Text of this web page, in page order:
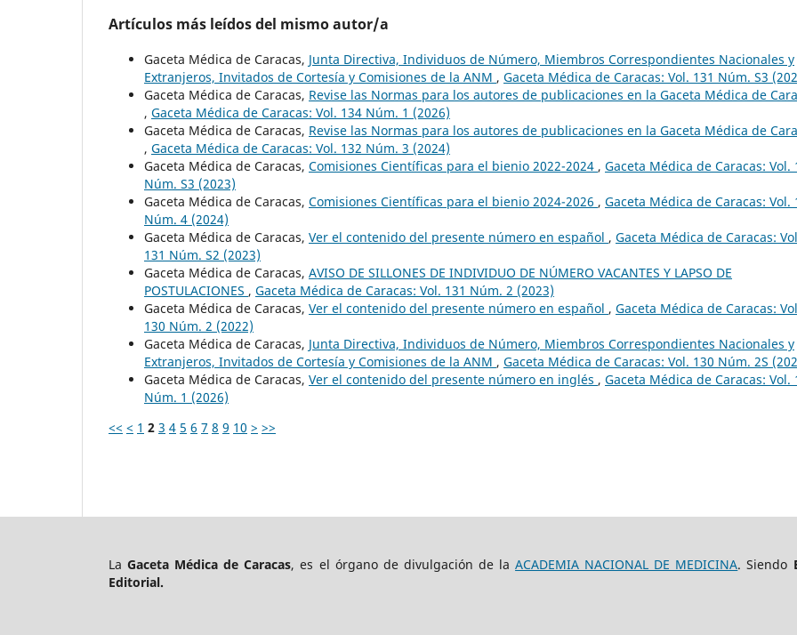
Artículos más leídos del mismo autor/a
Gaceta Médica de Caracas, Junta Directiva, Individuos de Número, Miembros Correspondientes Nacionales y
Extranjeros, Invitados de Cortesía y Comisiones de la ANM , Gaceta Médica de Caracas: Vol. 131 Núm. S3
Gaceta Médica de Caracas, Revise las Normas para los autores de publicaciones en la Gaceta Médica de
, Gaceta Médica de Caracas: Vol. 134 Núm. 1 (2026)
Gaceta Médica de Caracas, Revise las Normas para los autores de publicaciones en la Gaceta Médica de
, Gaceta Médica de Caracas: Vol. 132 Núm. 3 (2024)
Gaceta Médica de Caracas, Comisiones Científicas para el bienio 2022-2024 , Gaceta Médica de Caracas: Vol.
Núm. S3 (2023)
Gaceta Médica de Caracas, Comisiones Científicas para el bienio 2024-2026 , Gaceta Médica de Caracas: Vol.
Núm. 4 (2024)
Gaceta Médica de Caracas, Ver el contenido del presente número en español , Gaceta Médica de Caracas:
131 Núm. S2 (2023)
Gaceta Médica de Caracas, AVISO DE SILLONES DE INDIVIDUO DE NÚMERO VACANTES Y LAPSO DE
POSTULACIONES , Gaceta Médica de Caracas: Vol. 131 Núm. 2 (2023)
Gaceta Médica de Caracas, Ver el contenido del presente número en español , Gaceta Médica de Caracas:
130 Núm. 2 (2022)
Gaceta Médica de Caracas, Junta Directiva, Individuos de Número, Miembros Correspondientes Nacionales y
Extranjeros, Invitados de Cortesía y Comisiones de la ANM , Gaceta Médica de Caracas: Vol. 130 Núm. 2S
Gaceta Médica de Caracas, Ver el contenido del presente número en inglés , Gaceta Médica de Caracas: Vol.
Núm. 1 (2026)
<< < 1 2 3 4 5 6 7 8 9 10 > >>
LaGaceta Médica de Caracas, es el órgano de divulgación de laACADEMIA NACIONAL DE MEDICINA. Siendo
Editorial.